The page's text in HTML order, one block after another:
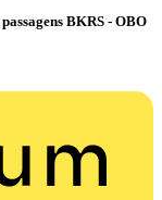
BKRS - OBO